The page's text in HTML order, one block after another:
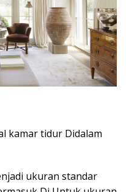
kamar tidur Didalam
ukuran standar